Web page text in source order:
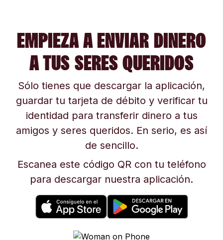
EMPIEZA A ENVIAR DINERO
A TUS SERES QUERIDOS
Sólo tienes que descargar la aplicación,
guardar tu tarjeta de débito y verificar tu
identidad para transferir dinero a tus
amigos y seres queridos. En serio, es así
de sencillo.
Escanea este código QR con tu teléfono
para descargar nuestra aplicación.